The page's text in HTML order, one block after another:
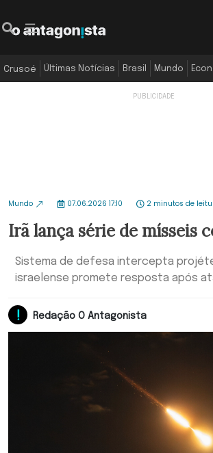
Crusoé Últimas Notícias Brasil Mundo
Mundo 07.06.2026 17:10 2 minutos de
Irã lança série de mísseis
Sistema de defesa intercepta
israelense promete resposta após
Redação O Antagonista